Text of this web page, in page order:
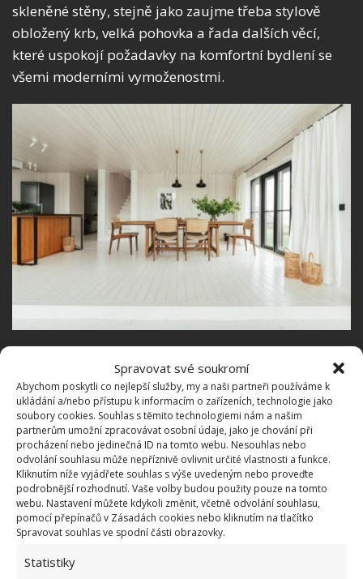
Spravovat své soukromí
Abychom poskytli co nejlepší služby, my a naši partneři používáme k
ukládání a/nebo přístupu k informacím o zařízeních, technologie jako
soubory cookies. Souhlas s těmito technologiemi nám a našim
partnerům umožní zpracovávat osobní údaje, jako je chování při
procházení nebo jedinečná ID na tomto webu. Nesouhlas nebo
odvolání souhlasu může nepříznivě ovlivnit určité vlastnosti a funkce.
Kliknutím níže vyjádřete souhlas s výše uvedeným nebo proveďte
podrobnější rozhodnutí. Vaše volby budou použity pouze na tomto
webu. Nastavení můžete kdykoli změnit, včetně odvolání souhlasu,
pomocí přepínačů v Zásadách cookies nebo kliknutím na tlačítko
Spravovat souhlas ve spodní části obrazovky.
Statistiky
skleněné stěny, stejně jako zaujme třeba stylově
obložený krb, velká pohovka a řada dalších věcí,
které uspokojí požadavky na komfortní bydlení se
všemi moderními vymoženostmi.